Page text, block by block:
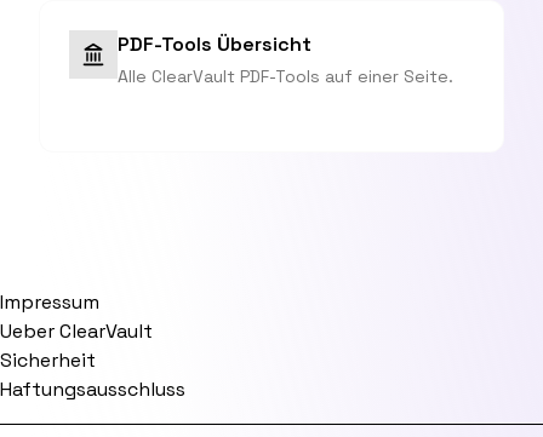
PDF-Tools Übersicht
Alle ClearVault PDF-Tools auf einer Seite.
Impressum
Ueber ClearVault
Sicherheit
Haftungsausschluss